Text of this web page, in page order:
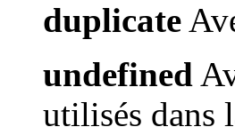
duplicate
undefined
utilisés dans